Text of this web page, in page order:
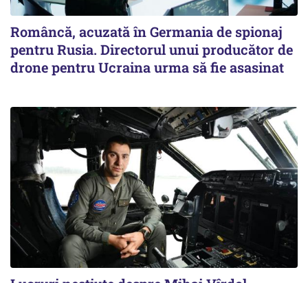
Româncă, acuzată în Germania de spionaj
pentru Rusia. Directorul unui producător de
drone pentru Ucraina urma să fie asasinat